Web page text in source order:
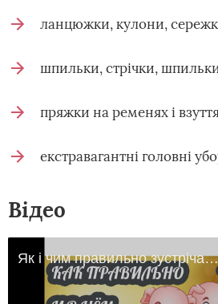
ланцюжки, кулони,
шпильки, стрічки, шпильки
пряжки на ременях і
екстравагантні головні
Відео
Як і чим правильно зустрічати Новий рік 2019? Новий рік Жовтої Свині за східним календарем